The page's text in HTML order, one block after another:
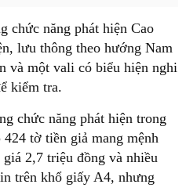
chức năng phát hiện Cao
lưu thông theo hướng Nam
và một vali có biểu hiện nghi
kiểm tra.
chức năng phát hiện trong
tờ tiền giả mang mệnh
2,7 triệu đồng và nhiều
trên khổ giấy A4, nhưng